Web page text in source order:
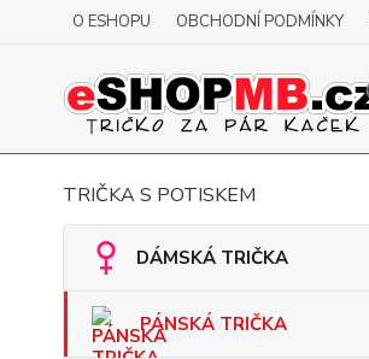
O ESHOPU OBCHODNÍ PODMÍNKY
TRIČKA S POTISKEM
DÁMSKÁ TRIČKA
PÁNSKÁ TRIČKA